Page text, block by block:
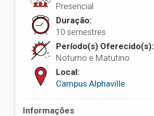
Presencial
Duração:
10 semestres
Período(s) Oferecido(s):
Noturno e Matutino
Local:
Campus Alphaville
Informações